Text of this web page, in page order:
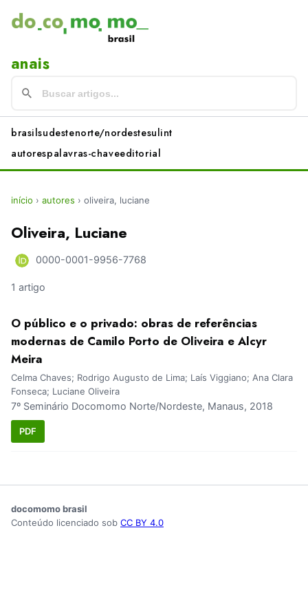
anais
brasilsudestenorte/nordestesulint
autorespalavras-chaveeditorial
início › autores › oliveira, luciane
Oliveira, Luciane
0000-0001-9956-7768
1 artigo
O público e o privado: obras de referências
modernas de Camilo Porto de Oliveira e Alcyr
Meira
Celma Chaves; Rodrigo Augusto de Lima; Laís Viggiano; Ana Clara
Fonseca; Luciane Oliveira
7º Seminário Docomomo Norte/Nordeste, Manaus, 2018
PDF
docomomo brasil
Conteúdo licenciado sob CC BY 4.0